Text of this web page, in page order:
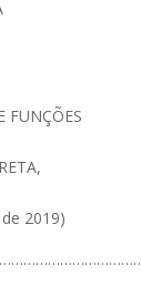
FUNÇÕES
2019)